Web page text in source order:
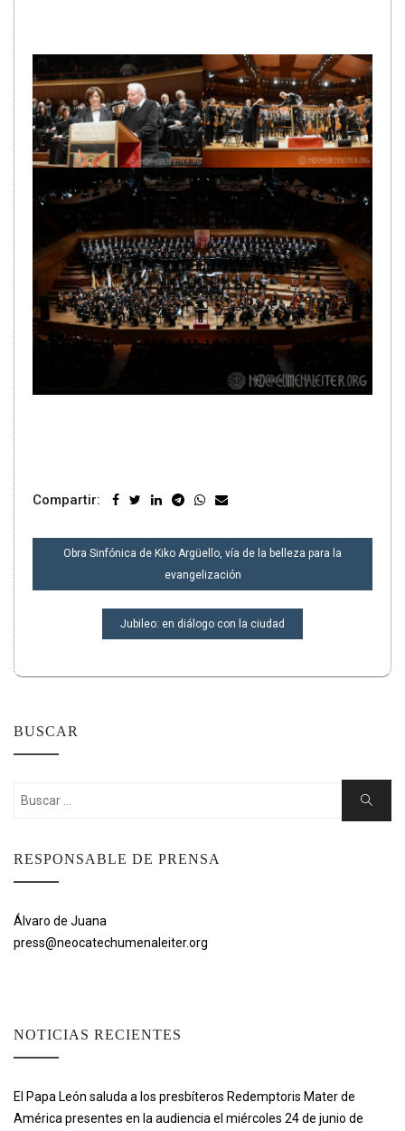
Compartir:
NAVEGACIÓN
ENTRADAS
Obra Sinfónica de Kiko Argüello, vía de la belleza para la
evangelización
Jubileo: en diálogo con la ciudad
BUSCAR
Buscar:
Buscar
RESPONSABLE DE PRENSA
Álvaro de Juana
press@neocatechumenaleiter.org
NOTICIAS RECIENTES
El Papa León saluda a los presbíteros Redemptoris Mater de
América presentes en la audiencia el miércoles 24 de junio de